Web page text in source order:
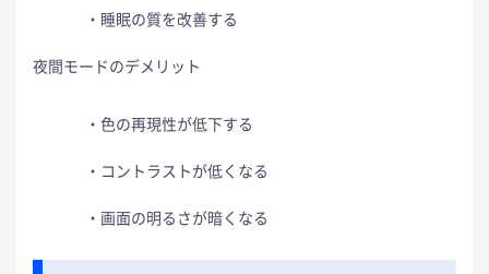
睡眠の質を改善する
夜間モードのデメリット
色の再現性が低下する
コントラストが低くなる
画面の明るさが暗くなる